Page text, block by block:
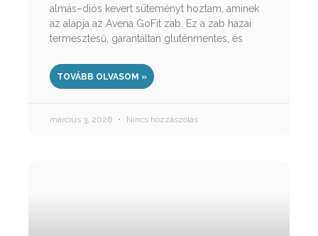
almás–diós kevert süteményt hoztam, aminek
az alapja az Avena GoFit zab. Ez a zab hazai
termesztésű, garantáltan gluténmentes, és
TOVÁBB OLVASOM »
március 3, 2026 Nincs hozzászólás